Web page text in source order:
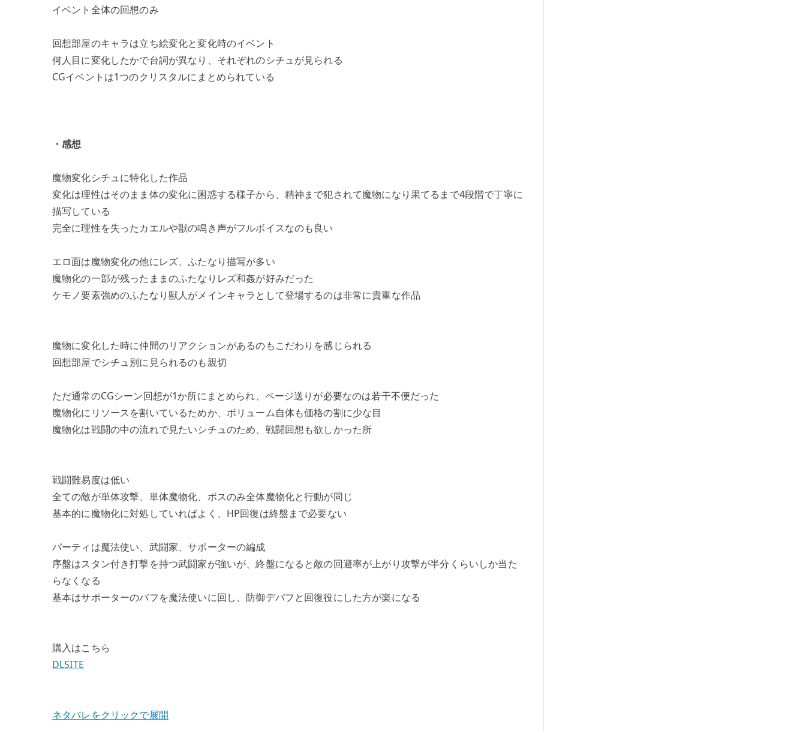
イベント全体の回想のみ
回想部屋のキャラは立ち絵変化と変化時のイベント
何人目に変化したかで台詞が異なり、それぞれのシチュが見られる
CGイベントは1つのクリスタルにまとめられている
・感想
魔物変化シチュに特化した作品
変化は理性はそのまま体の変化に困惑する様子から、精神まで犯されて魔物になり果てるまで4段階で丁寧に
描写している
完全に理性を失ったカエルや獣の鳴き声がフルボイスなのも良い
エロ面は魔物変化の他にレズ、ふたなり描写が多い
魔物化の一部が残ったままのふたなりレズ和姦が好みだった
ケモノ要素強めのふたなり獣人がメインキャラとして登場するのは非常に貴重な作品
魔物に変化した時に仲間のリアクションがあるのもこだわりを感じられる
回想部屋でシチュ別に見られるのも親切
ただ通常のCGシーン回想が1か所にまとめられ、ページ送りが必要なのは若干不便だった
魔物化にリソースを割いているためか、ボリューム自体も価格の割に少な目
魔物化は戦闘の中の流れで見たいシチュのため、戦闘回想も欲しかった所
戦闘難易度は低い
全ての敵が単体攻撃、単体魔物化、ボスのみ全体魔物化と行動が同じ
基本的に魔物化に対処していればよく、HP回復は終盤まで必要ない
パーティは魔法使い、武闘家、サポーターの編成
序盤はスタン付き打撃を持つ武闘家が強いが、終盤になると敵の回避率が上がり攻撃が半分くらいしか当た
らなくなる
基本はサポーターのバフを魔法使いに回し、防御デバフと回復役にした方が楽になる
購入はこちら
DLSITE
ネタバレをクリックで展開